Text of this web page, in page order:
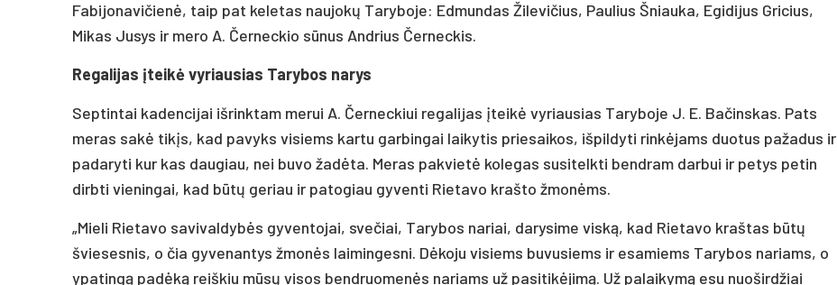
Fabijonavičienė, taip pat keletas naujokų Taryboje: Edmundas Žilevičius, Paulius Šniauka, Egidijus Gricius,
Mikas Jusys ir mero A. Černeckio sūnus Andrius Černeckis.
Regalijas įteikė vyriausias Tarybos narys
Septintai kadencijai išrinktam merui A. Černeckiui regalijas įteikė vyriausias Taryboje J. E. Bačinskas. Pats
meras sakė tikįs, kad pavyks visiems kartu garbingai laikytis priesaikos, išpildyti rinkėjams duotus pažadus ir
padaryti kur kas daugiau, nei buvo žadėta. Meras pakvietė kolegas susitelkti bendram darbui ir petys petin
dirbti vieningai, kad būtų geriau ir patogiau gyventi Rietavo krašto žmonėms.
„Mieli Rietavo savivaldybės gyventojai, svečiai, Tarybos nariai, darysime viską, kad Rietavo kraštas būtų
šviesesnis, o čia gyvenantys žmonės laimingesni. Dėkoju visiems buvusiems ir esamiems Tarybos nariams, o
ypatingą padėką reiškiu mūsų visos bendruomenės nariams už pasitikėjimą. Už palaikymą esu nuoširdžiai